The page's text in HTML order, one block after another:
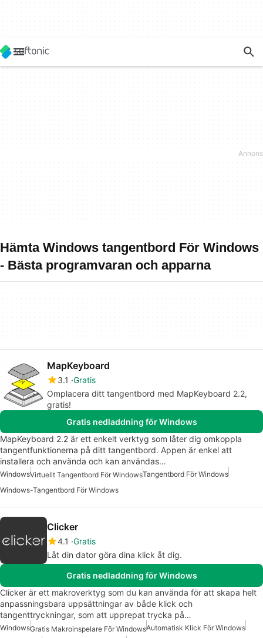
Hämta Windows tangentbord För Windows
- Bästa programvaran och apparna
MapKeyboard
3.1 Gratis
Omplacera ditt tangentbord med MapKeyboard 2.2,
gratis!
Gratis nedladdning för Windows
MapKeyboard 2.2 är ett enkelt verktyg som låter dig omkoppla
tangentfunktionerna på ditt tangentbord. Appen är enkel att
installera och använda och kan användas…
WindowsVirtuellt Tangentbord För WindowsTangentbord För Windows
Windows-Tangentbord För Windows
Clicker
4.1 Gratis
Låt din dator göra dina klick åt dig.
Gratis nedladdning för Windows
Clicker är ett makroverktyg som du kan använda för att skapa helt
anpassningsbara uppsättningar av både klick och
tangenttryckningar, som att upprepat trycka på…
WindowsGratis Makroinspelare För WindowsAutomatisk Klick För Windows